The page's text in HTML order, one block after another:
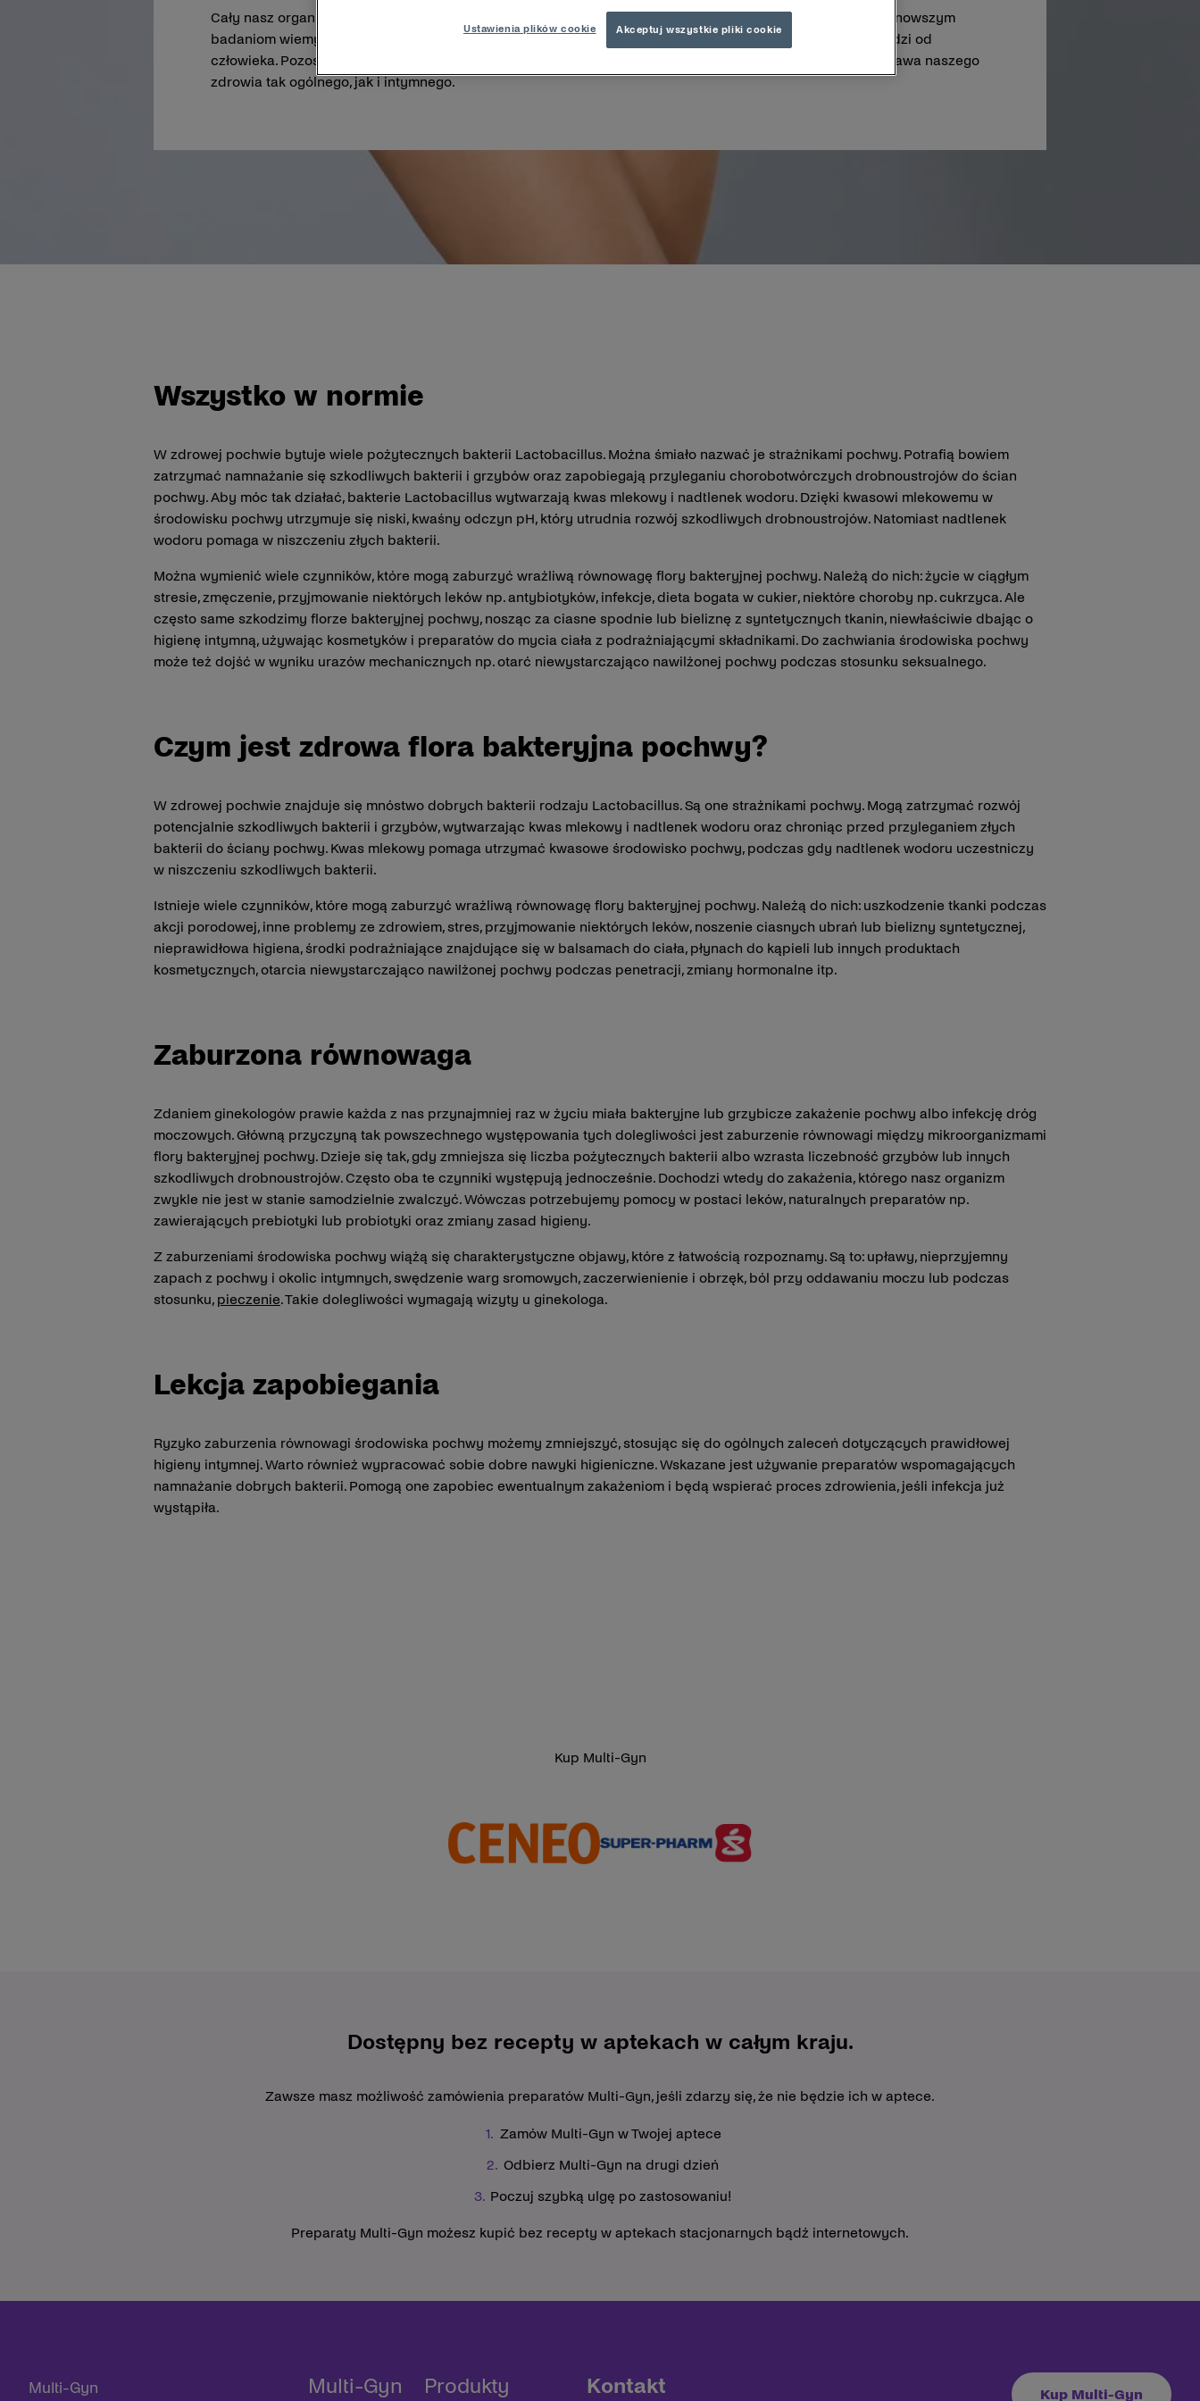
Cały nasz organizm, a także pochwę zamieszkują różne drobnoustroje i pożyteczne, i szkodliwe. Dzięki najnowszym
badaniom wiemy, że ze 100 trylionów komórek znajdujących się w naszym ciele tylko ok. 10 procent pochodzi od
człowieka. Pozostałe 90 procent to bakterie, wirusy i mikroby. Utrzymanie między nimi równowagi to podstawa naszego
zdrowia tak ogólnego, jak i intymnego.
Wszystko w normie
W zdrowej pochwie bytuje wiele pożytecznych bakterii Lactobacillus. Można śmiało nazwać je strażnikami pochwy. Potrafią bowiem
zatrzymać namnażanie się szkodliwych bakterii i grzybów oraz zapobiegają przyleganiu chorobotwórczych drobnoustrojów do ścian
pochwy. Aby móc tak działać, bakterie Lactobacillus wytwarzają kwas mlekowy i nadtlenek wodoru. Dzięki kwasowi mlekowemu w
środowisku pochwy utrzymuje się niski, kwaśny odczyn pH, który utrudnia rozwój szkodliwych drobnoustrojów. Natomiast nadtlenek
wodoru pomaga w niszczeniu złych bakterii.
Można wymienić wiele czynników, które mogą zaburzyć wrażliwą równowagę flory bakteryjnej pochwy. Należą do nich: życie w ciągłym
stresie, zmęczenie, przyjmowanie niektórych leków np. antybiotyków, infekcje, dieta bogata w cukier, niektóre choroby np. cukrzyca. Ale
często same szkodzimy florze bakteryjnej pochwy, nosząc za ciasne spodnie lub bieliznę z syntetycznych tkanin, niewłaściwie dbając o
higienę intymną, używając kosmetyków i preparatów do mycia ciała z podrażniającymi składnikami. Do zachwiania środowiska pochwy
może też dojść w wyniku urazów mechanicznych np. otarć niewystarczająco nawilżonej pochwy podczas stosunku seksualnego.
Czym jest zdrowa flora bakteryjna pochwy?
W zdrowej pochwie znajduje się mnóstwo dobrych bakterii rodzaju Lactobacillus. Są one strażnikami pochwy. Mogą zatrzymać rozwój
potencjalnie szkodliwych bakterii i grzybów, wytwarzając kwas mlekowy i nadtlenek wodoru oraz chroniąc przed przyleganiem złych
bakterii do ściany pochwy. Kwas mlekowy pomaga utrzymać kwasowe środowisko pochwy, podczas gdy nadtlenek wodoru uczestniczy
w niszczeniu szkodliwych bakterii.
Istnieje wiele czynników, które mogą zaburzyć wrażliwą równowagę flory bakteryjnej pochwy. Należą do nich: uszkodzenie tkanki podczas
akcji porodowej, inne problemy ze zdrowiem, stres, przyjmowanie niektórych leków, noszenie ciasnych ubrań lub bielizny syntetycznej,
nieprawidłowa higiena, środki podrażniające znajdujące się w balsamach do ciała, płynach do kąpieli lub innych produktach
kosmetycznych, otarcia niewystarczająco nawilżonej pochwy podczas penetracji, zmiany hormonalne itp.
Zaburzona równowaga
Zdaniem ginekologów prawie każda z nas przynajmniej raz w życiu miała bakteryjne lub grzybicze zakażenie pochwy albo infekcję dróg
moczowych. Główną przyczyną tak powszechnego występowania tych dolegliwości jest zaburzenie równowagi między mikroorganizmami
flory bakteryjnej pochwy. Dzieje się tak, gdy zmniejsza się liczba pożytecznych bakterii albo wzrasta liczebność grzybów lub innych
szkodliwych drobnoustrojów. Często oba te czynniki występują jednocześnie. Dochodzi wtedy do zakażenia, którego nasz organizm
zwykle nie jest w stanie samodzielnie zwalczyć. Wówczas potrzebujemy pomocy w postaci leków, naturalnych preparatów np.
zawierających prebiotyki lub probiotyki oraz zmiany zasad higieny.
Z zaburzeniami środowiska pochwy wiążą się charakterystyczne objawy, które z łatwością rozpoznamy. Są to: upławy, nieprzyjemny
zapach z pochwy i okolic intymnych, swędzenie warg sromowych, zaczerwienienie i obrzęk, ból przy oddawaniu moczu lub podczas
stosunku, pieczenie. Takie dolegliwości wymagają wizyty u ginekologa.
Lekcja zapobiegania
Ryzyko zaburzenia równowagi środowiska pochwy możemy zmniejszyć, stosując się do ogólnych zaleceń dotyczących prawidłowej
higieny intymnej. Warto również wypracować sobie dobre nawyki higieniczne. Wskazane jest używanie preparatów wspomagających
namnażanie dobrych bakterii. Pomogą one zapobiec ewentualnym zakażeniom i będą wspierać proces zdrowienia, jeśli infekcja już
wystąpiła.
Kup Multi-Gyn
Dostępny bez recepty w aptekach w całym kraju.
Zawsze masz możliwość zamówienia preparatów Multi-Gyn, jeśli zdarzy się, że nie będzie ich w aptece.
Zamów Multi-Gyn w Twojej aptece
Odbierz Multi-Gyn na drugi dzień
Poczuj szybką ulgę po zastosowaniu!
Preparaty Multi-Gyn możesz kupić bez recepty w aptekach stacjonarnych bądź internetowych.
Multi-Gyn Multi-Gyn Produkty Kontakt Kup Multi-Gyn
Akceptuj wszystkie pliki cookie
Ustawienia plików cookie